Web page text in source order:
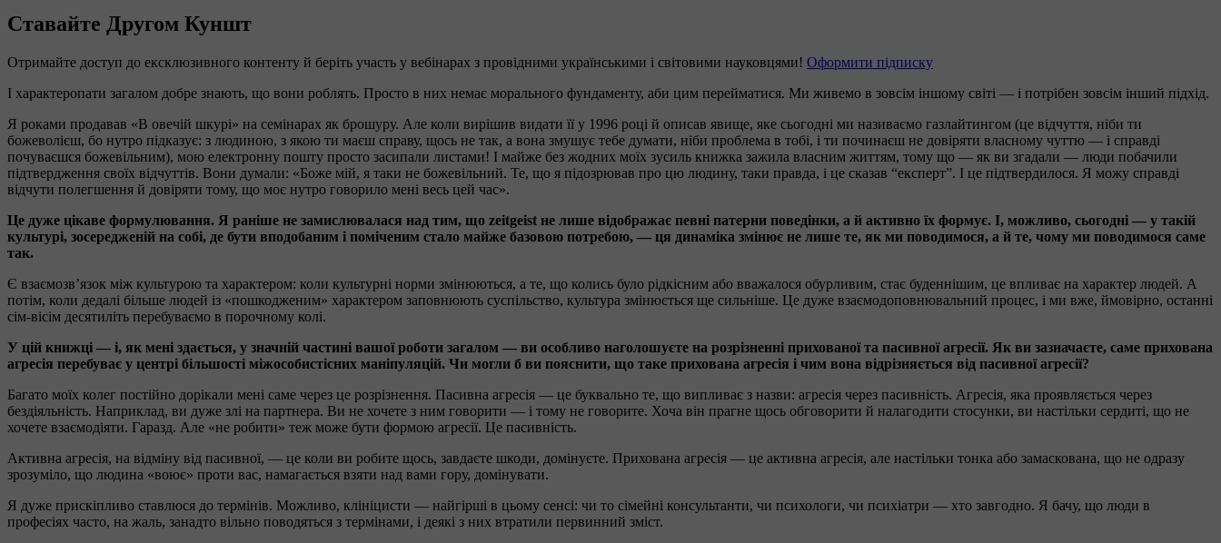
Ставайте Другом Куншт
Отримайте доступ до ексклюзивного контенту й беріть участь у вебінарах з провідними українськими і світовими науковцями! Оформити підписку
І характеропати загалом добре знають, що вони роблять. Просто в них немає морального фундаменту, аби цим перейматися. Ми живемо в зовсім іншому світі — і потрібен зовсім інший підхід.
Я роками продавав «В овечій шкурі» на семінарах як брошуру. Але коли вирішив видати її у 1996 році й описав явище, яке сьогодні ми називаємо газлайтингом (це відчуття, ніби ти
божеволієш, бо нутро підказує: з людиною, з якою ти маєш справу, щось не так, а вона змушує тебе думати, ніби проблема в тобі, і ти починаєш не довіряти власному чуттю — і справді
почуваєшся божевільним), мою електронну пошту просто засипали листами! І майже без жодних моїх зусиль книжка зажила власним життям, тому що — як ви згадали — люди побачили
підтвердження своїх відчуттів. Вони думали: «Боже мій, я таки не божевільний. Те, що я підозрював про цю людину, таки правда, і це сказав “експерт”. І це підтвердилося. Я можу справді
відчути полегшення й довіряти тому, що моє нутро говорило мені весь цей час».
Це дуже цікаве формулювання. Я раніше не замислювалася над тим, що zeitgeist не лише відображає певні патерни поведінки, а й активно їх формує. І, можливо, сьогодні — у такій
культурі, зосередженій на собі, де бути вподобаним і поміченим стало майже базовою потребою, — ця динаміка змінює не лише те, як ми поводимося, а й те, чому ми поводимося саме
так.
Є взаємозв’язок між культурою та характером: коли культурні норми змінюються, а те, що колись було рідкісним або вважалося обурливим, стає буденнішим, це впливає на характер людей. А
потім, коли дедалі більше людей із «пошкодженим» характером заповнюють суспільство, культура змінюється ще сильніше. Це дуже взаємодоповнювальний процес, і ми вже, ймовірно, останні
сім-вісім десятиліть перебуваємо в порочному колі.
У цій книжці — і, як мені здається, у значній частині вашої роботи загалом — ви особливо наголошуєте на розрізненні прихованої та пасивної агресії. Як ви зазначаєте, саме прихована
агресія перебуває у центрі більшості міжособистісних маніпуляцій. Чи могли б ви пояснити, що таке прихована агресія і чим вона відрізняється від пасивної агресії?
Багато моїх колег постійно дорікали мені саме через це розрізнення. Пасивна агресія — це буквально те, що випливає з назви: агресія через пасивність. Агресія, яка проявляється через
бездіяльність. Наприклад, ви дуже злі на партнера. Ви не хочете з ним говорити — і тому не говорите. Хоча він прагне щось обговорити й налагодити стосунки, ви настільки сердиті, що не
хочете взаємодіяти. Гаразд. Але «не робити» теж може бути формою агресії. Це пасивність.
Активна агресія, на відміну від пасивної, — це коли ви робите щось, завдаєте шкоди, домінуєте. Прихована агресія — це активна агресія, але настільки тонка або замаскована, що не одразу
зрозуміло, що людина «воює» проти вас, намагається взяти над вами гору, домінувати.
Я дуже прискіпливо ставлюся до термінів. Можливо, клініцисти — найгірші в цьому сенсі: чи то сімейні консультанти, чи психологи, чи психіатри — хто завгодно. Я бачу, що люди в
професіях часто, на жаль, занадто вільно поводяться з термінами, і деякі з них втратили первинний зміст.